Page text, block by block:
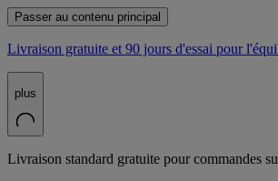
Passer au contenu principal
Livraison gratuite et 90 jours d'essai pour
plus
Livraison standard gratuite pour commandes